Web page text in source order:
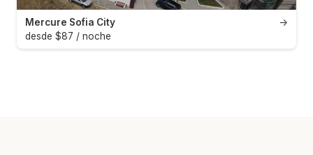
→
Mercure Sofia City
desde $87 / noche